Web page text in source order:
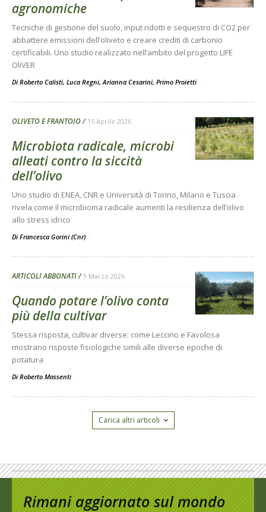
agronomiche
Tecniche di gestione del suolo, input ridotti e sequestro di CO2 per
abbattere emissioni dell’oliveto e creare crediti di carbonio
certificabili. Uno studio realizzato nell’ambito del progetto LIFE
OliVER
Di Roberto Calisti, Luca Regni, Arianna Cesarini, Primo Proietti -
OLIVETO E FRANTOIO 15 Aprile 2026
Microbiota radicale, microbi
alleati contro la siccità
dell’olivo
Uno studio di ENEA, CNR e Università di Torino, Milano e Tuscia
rivela come il microbioma radicale aumenti la resilienza dell’olivo
allo stress idrico
Di Francesca Gorini (Cnr) -
ARTICOLI ABBONATI 9 Marzo 2026
Quando potare l’olivo conta
più della cultivar
Stessa risposta, cultivar diverse: come Leccino e Favolosa
mostrano risposte fisiologiche simili alle diverse epoche di
potatura
Di Roberto Massenti -
Carica altri articoli
Rimani aggiornato sul mondo